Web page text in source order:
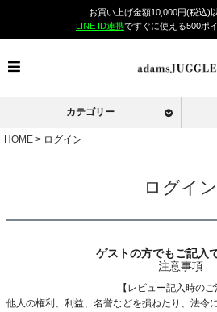
お買い上げ金額10,000円(税込)
LINE ID連携ですぐに使える500ポ
カテゴリー
HOME ログイン
ログイン
ゲストの方でもご記入
注意事項
【レビュー記入時のご
他人の権利、利益、名誉などを損ねたり、法令